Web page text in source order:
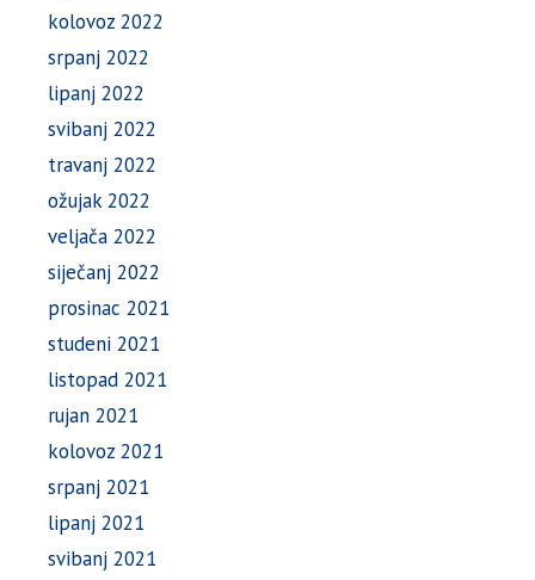
kolovoz 2022
srpanj 2022
lipanj 2022
svibanj 2022
travanj 2022
ožujak 2022
veljača 2022
siječanj 2022
prosinac 2021
studeni 2021
listopad 2021
rujan 2021
kolovoz 2021
srpanj 2021
lipanj 2021
svibanj 2021